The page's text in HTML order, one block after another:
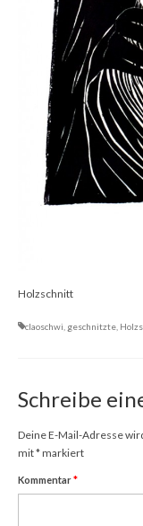
Illustrationen
Comic,
Designs
Dies & Das
Werkstücke
Holzschnitt
claoschwi geschnitzte
Schreibe
Deine E-Mail-Adresse
mit*markiert
Kommentar*